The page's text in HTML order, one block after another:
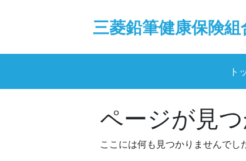
三菱鉛筆健康保険組
ト
ページが見つ
ここには何も見つかりませんでし